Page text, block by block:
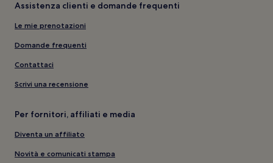
Assistenza clienti e domande frequenti
Le mie prenotazioni
Domande frequenti
Contattaci
Scrivi una recensione
Per fornitori, affiliati e media
Diventa un affiliato
Novità e comunicati stampa